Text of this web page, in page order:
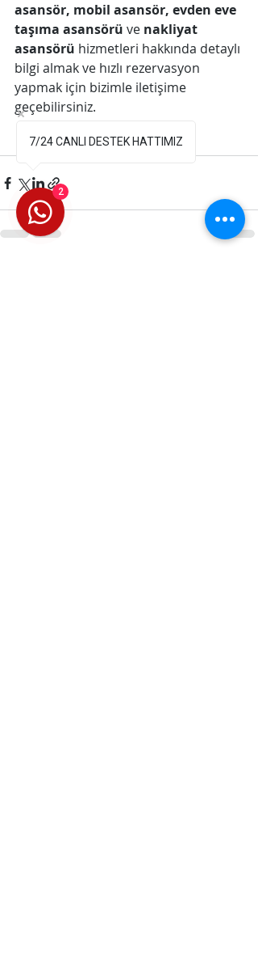
asansör, mobil asansör, evden eve
taşıma asansörü ve nakliyat
asansörü hizmetleri hakkında detaylı
bilgi almak ve hızlı rezervasyon
yapmak için bizimle iletişime
geçebilirsiniz.
📞 0531 272 66 90
7/24 CANLI DESTEK HATTIMIZ
2